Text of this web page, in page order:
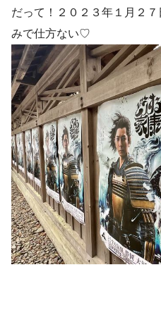
だって！２０２３年１月２
みで仕方ない♡